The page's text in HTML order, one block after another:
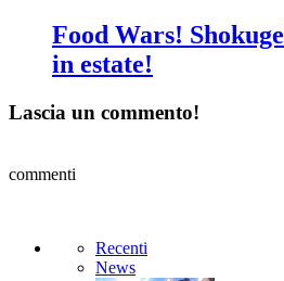
Food Wars!
in estate!
Lascia un commento!
commenti
Recenti
News